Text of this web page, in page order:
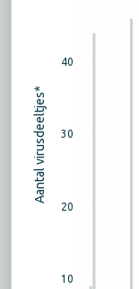
10
20
30
40
Aantal virusdeeltjes*